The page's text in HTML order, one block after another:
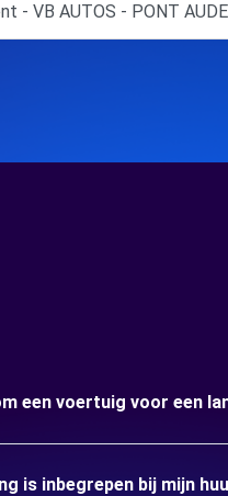
- VB AUTOS - PONT
een voertuig voor een
is inbegrepen bij mijn